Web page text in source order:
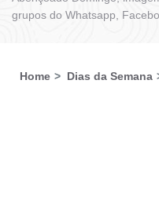
grupos do Whatsapp,
Home Dias da Semana